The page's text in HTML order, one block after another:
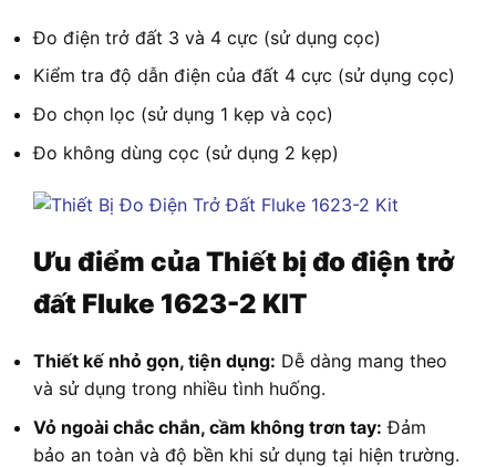
Đo điện trở đất 3 và 4 cực (sử dụng cọc)
Kiểm tra độ dẫn điện của đất 4 cực (sử dụng cọc)
Đo chọn lọc (sử dụng 1 kẹp và cọc)
Đo không dùng cọc (sử dụng 2 kẹp)
Ưu điểm của Thiết bị đo điện trở
đất Fluke 1623-2 KIT
Thiết kế nhỏ gọn, tiện dụng: Dễ dàng mang theo
và sử dụng trong nhiều tình huống.
Vỏ ngoài chắc chắn, cầm không trơn tay: Đảm
bảo an toàn và độ bền khi sử dụng tại hiện trường.